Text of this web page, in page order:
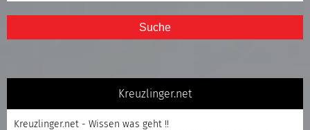
Suche
Kreuzlinger.net
Kreuzlinger.net - Wissen was geht !!